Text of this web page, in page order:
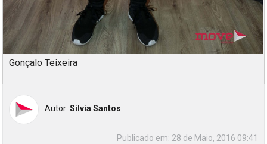
Gonçalo Teixeira
Autor:Silvia Santos
Publicado em: 28 de Maio, 2016 09:41